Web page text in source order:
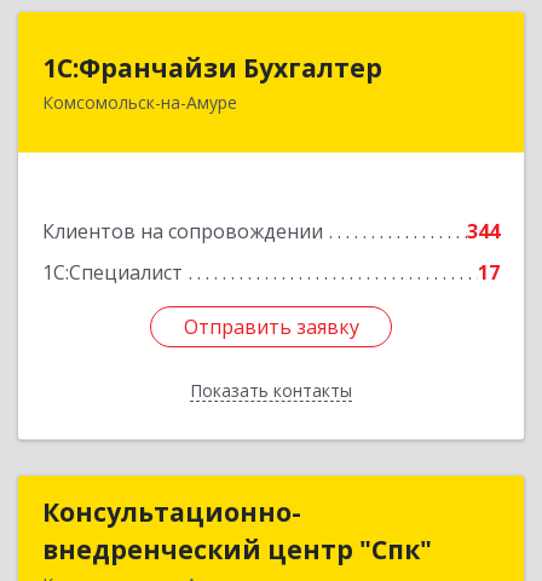
1С:Франчайзи Бухгалтер
Комсомольск-на-Амуре
Клиентов на сопровождении
344
1С:Специалист
17
Отправить заявку
Показать контакты
1С:Франчайзи Бухгалтер
681000, Хабаровский край, Комсомольск-на-
Подробнее
Отправить заявку
Назад
Консультационно-
внедренческий центр "Спк"
Консультационно-
внедренческий центр "Спк"